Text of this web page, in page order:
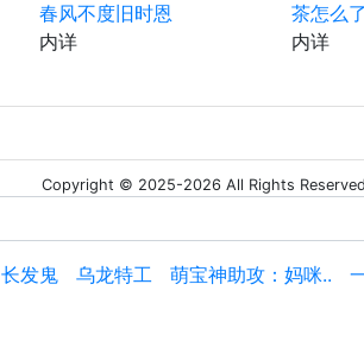
春风不度旧时恩
内详
茶怎么
内详
Copyright © 2025-2026 All Rights Reserved
长发鬼 乌龙特工 萌宝神助攻：妈咪..